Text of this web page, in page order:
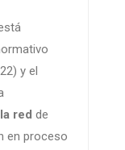
y el
red de
en proceso